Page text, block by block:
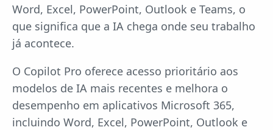
Word, Excel, PowerPoint, Outlook e Teams, o
que significa que a IA chega onde seu trabalho
já acontece.
O Copilot Pro oferece acesso prioritário aos
modelos de IA mais recentes e melhora o
desempenho em aplicativos Microsoft 365,
incluindo Word, Excel, PowerPoint, Outlook e